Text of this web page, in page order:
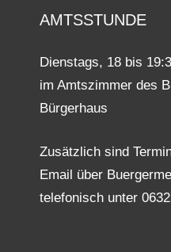
AMTSSTUNDE
Dienstags, 18 bis
im Amtszimmer des
Bürgerhaus
Zusätzlich sind
Email über
telefonisch unter